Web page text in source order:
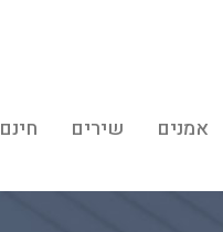
אמנים שירים חינם